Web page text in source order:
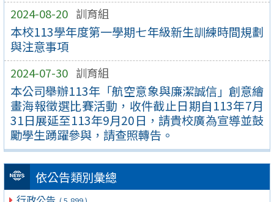
2024-08-20 訓育組
本校113學年度第一學期七年級新生訓練時間規劃
與注意事項
2024-07-30 訓育組
本公司舉辦113年「航空意象與廉潔誠信」創意繪
畫海報徵選比賽活動，收件截止日期自113年7月
31日展延至113年9月20日，請貴校廣為宣導並鼓
勵學生踴躍參與，請查照轉告。
依公告類別彙總